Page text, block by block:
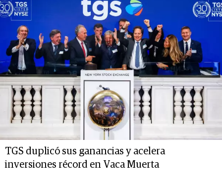
TGS duplicó sus ganancias y acelera
inversiones récord en Vaca Muerta